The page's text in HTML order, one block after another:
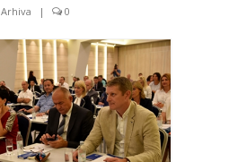
Arhiva | 0